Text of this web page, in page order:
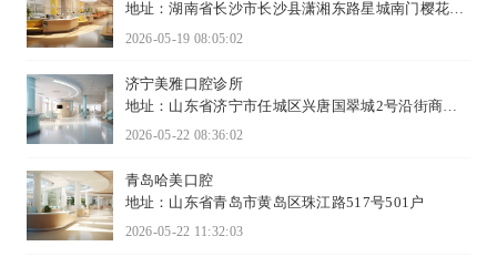
地址：湖南省长沙市长沙县潇湘东路星城南门樱花苑
2026-05-19 08:05:02
济宁美雅口腔诊所
地址：山东省济宁市任城区兴唐国翠城2号沿街商住
2026-05-22 08:36:02
青岛哈美口腔
地址：山东省青岛市黄岛区珠江路517号501户
2026-05-22 11:32:03